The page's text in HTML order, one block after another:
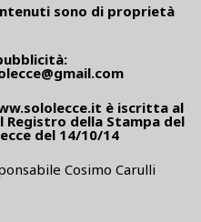
sono di proprietà
è iscritta al
Registro della Stampa del
del 14/10/14
Cosimo Carulli